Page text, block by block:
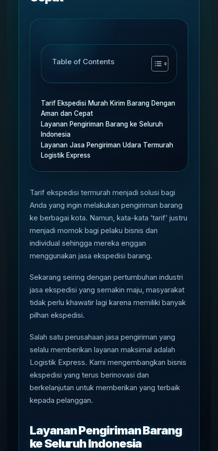
Table of Contents
Tarif Ekspedisi Murah Kirim Barang Dengan
Aman dan Cepat
Layanan Pengiriman Barang ke Seluruh
Indonesia
Layanan Jasa Pengiriman Udara Termurah
Logistik Express
Tarif ekspedisi termurah menjadi solusi bagi
Anda yang ingin melakukan pengiriman barang
ke berbagai kota. Namun, kata-kata ‘tarif’ justru
menjadi momok bagi pelaku bisnis dan
individual sehingga mereka enggan
menggunakan jasa ekspedisi barang.
Sekarang seiring dengan pertumbuhan industri
jasa ekspedisi yang semakin maju, masyarakat
tidak perlu khawatir lagi karena memiliki banyak
pilhan ekspedisi.
Salah satu perusahaan jasa pengiriman yang
selalu memberikan layanan maksimal adalah
Logistik Express. Kami mengembangkan bisnis
ekspedisi yang terus berinovasi dan
berkelanjutan untuk memberikan yang terbaik
kepada pelanggan.
Layanan Pengiriman Barang
ke Seluruh Indonesia